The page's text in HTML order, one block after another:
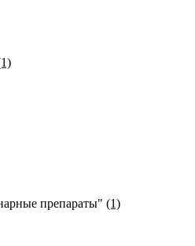
препараты" (1)